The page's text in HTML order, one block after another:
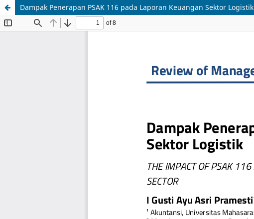
Dampak Penerapan PSAK 116 pada Laporan Keuangan Sektor Logistik